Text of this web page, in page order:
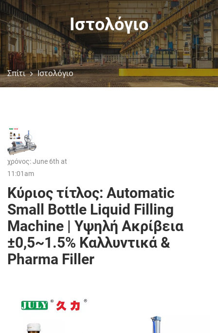
Ιστολόγιο
Σπίτι Ιστολόγιο
χρόνος: June 6th at
11:01am
Κύριος τίτλος: Automatic
Small Bottle Liquid Filling
Machine | Υψηλή Ακρίβεια
±0,5~1.5% Καλλυντικά &
Pharma Filler